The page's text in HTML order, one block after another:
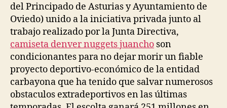
del Principado de Asturias y Ayuntamiento de
Oviedo) unido a la iniciativa privada junto al
trabajo realizado por la Junta Directiva,
camiseta denver nuggets juancho son
condicionantes para no dejar morir un fiable
proyecto deportivo-económico de la entidad
carbayona que ha tenido que salvar numerosos
obstaculos extradeportivos en las últimas